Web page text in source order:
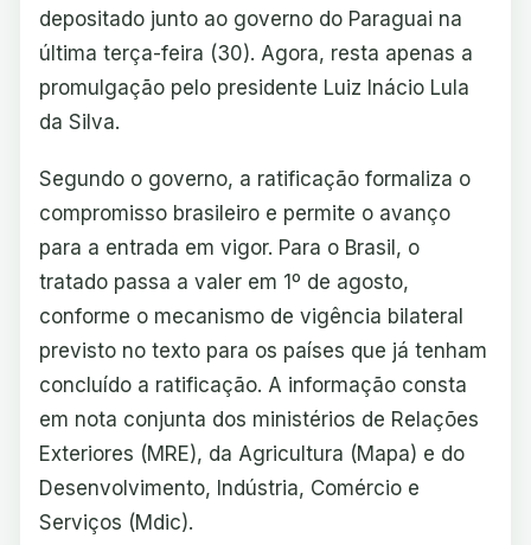
depositado junto ao governo do Paraguai na
última terça-feira (30). Agora, resta apenas a
promulgação pelo presidente Luiz Inácio Lula
da Silva.
Segundo o governo, a ratificação formaliza o
compromisso brasileiro e permite o avanço
para a entrada em vigor. Para o Brasil, o
tratado passa a valer em 1º de agosto,
conforme o mecanismo de vigência bilateral
previsto no texto para os países que já tenham
concluído a ratificação. A informação consta
em nota conjunta dos ministérios de Relações
Exteriores (MRE), da Agricultura (Mapa) e do
Desenvolvimento, Indústria, Comércio e
Serviços (Mdic).